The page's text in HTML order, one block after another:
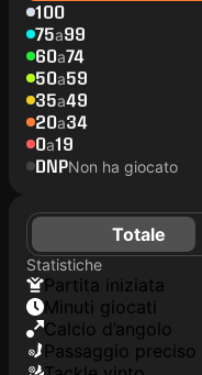
100
75a99
60a74
50a59
35a49
20a34
0a19
DNPNon ha giocato
Totale
Statistiche
Partita iniziata
Minuti giocati
Calcio d’angolo
Passaggio preciso